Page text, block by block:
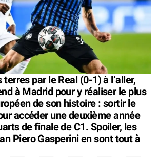
par le Real (0-1) à l’aller,
à Madrid pour y réaliser le plus
de son histoire : sortir le
accéder une deuxième année
de finale de C1. Spoiler, les
Piero Gasperini en sont tout à